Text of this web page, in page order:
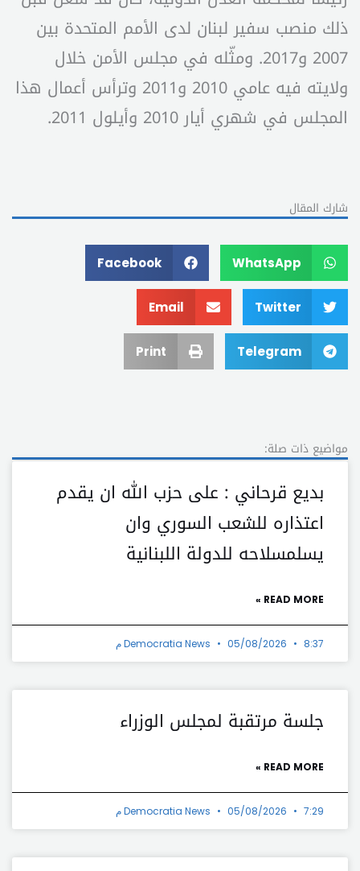
ذلك منصب سفير لبنان لدى الأمم المتحدة بين
2007 و2017. ومثّله في مجلس الأمن خلال
ولايته فيه عامي 2010 و2011 وترأس أعمال هذا
المجلس في شهري أيار 2010 وأيلول 2011.
شارك المقال
WhatsApp
Facebook
Twitter
Email
Telegram
Print
مواضيع ذات صلة:
بديع قرحاني : على حزب اللّٰه ان يقدم
اعتذاره للشعب السوري وان
يسلمسلاحه للدولة اللبنانية
READ MORE »
Democratia News 05/08/2026 8:37 م
جلسة مرتقبة لمجلس الوزراء
READ MORE »
Democratia News 05/08/2026 7:29 م